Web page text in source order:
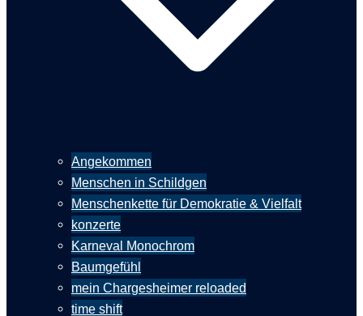
Angekommen
Menschen in Schildgen
Menschenkette für Demokratie & Vielfalt
konzerte
Karneval Monochrom
Baumgefühl
mein Chargesheimer reloaded
time shift